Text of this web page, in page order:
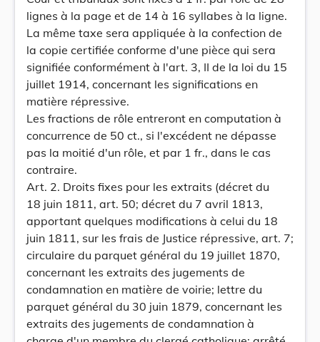
lignes à la page et de 14 à 16 syllabes à la ligne.
La même taxe sera appliquée à la confection de
la copie certifiée conforme d'une pièce qui sera
signifiée conformément à l'art. 3, II de la loi du 15
juillet 1914, concernant les significations en
matière répressive.
Les fractions de rôle entreront en computation à
concurrence de 50 ct., si l'excédent ne dépasse
pas la moitié d'un rôle, et par 1 fr., dans le cas
contraire.
Art. 2. Droits fixes pour les extraits (décret du
18 juin 1811, art. 50; décret du 7 avril 1813,
apportant quelques modifications à celui du 18
juin 1811, sur les frais de Justice répressive, art. 7;
circulaire du parquet général du 19 juillet 1870,
concernant les extraits des jugements de
condamnation en matière de voirie; lettre du
parquet général du 30 juin 1879, concernant les
extraits des jugements de condamnation à